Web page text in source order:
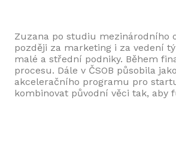
Zuzana po studiu mezinárodního
později za marketing i za vedení
malé a střední podniky. Během
procesu. Dále v ČSOB působila
akceleračního programu pro
kombinovat původní věci tak, aby